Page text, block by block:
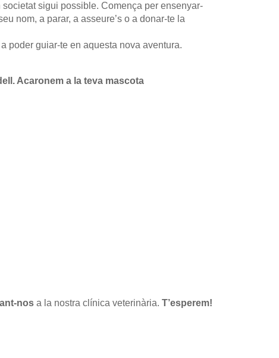
sigui possible. Comença per ensenyar-
nom, a parar, a asseure’s o a donar-te la
poder guiar-te en aquesta nova aventura.
Acaronem a la teva mascota
nos a la nostra clínica veterinària. T’esperem!